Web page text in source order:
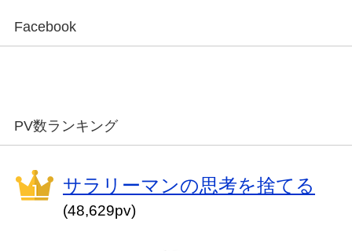
Facebook
PV数ランキング
サラリーマンの思考を捨てる
(48,629pv)